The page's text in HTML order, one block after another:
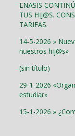
ENASIS
TUS HIJ@S.
TARIFAS.
14-5-2026 »
nuestros hij@s»
(sin título)
29-1-2026
estudiar»
15-1-2026 »